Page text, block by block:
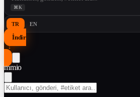
⌘K
TR EN
İndir
↓
mmio